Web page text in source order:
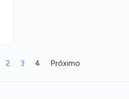
2 3 4 Próximo